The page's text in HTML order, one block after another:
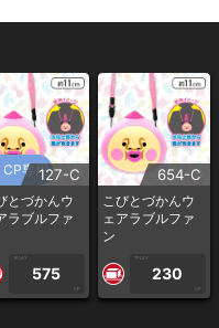
CP専用127-C
とづかんウ
ラブルファ
1PLAY
575
CP
654-C
こびとづかんウ
ェアラブルファ
ン
1PLAY
230
CP